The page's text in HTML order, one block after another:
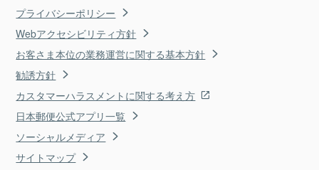
プライバシーポリシー
Webアクセシビリティ方針
お客さま本位の業務運営に関する基本方針
勧誘方針
カスタマーハラスメントに関する考え方
日本郵便公式アプリ一覧
ソーシャルメディア
サイトマップ